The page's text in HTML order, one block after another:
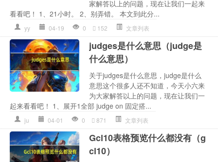
家解答以上的问题，现在让我们一起来
看看吧！ 1、21小时。 2、别弄错。 本文到此分...
yy 04-19 0 152 文章列表
judges是什么意思（judge是
什么意思）
关于judges是什么意思，judge是什么
意思这个很多人还不知道，今天小六来
为大家解答以上的问题，现在让我们一
起来看看吧！ 1、展开1全部 judge on 固定搭...
ju 04-01 0 871 文章列表
Gcl10表格预览什么都没有（g
cl10）